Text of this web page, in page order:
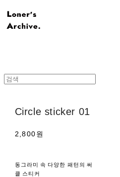
Circle sticker 01
2,800원
동그라미 속 다양한 패턴의 써
클 스티커